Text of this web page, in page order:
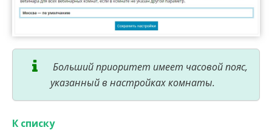
Больший приоритет имеет часовой пояс,
указанный в настройках комнаты.
К списку